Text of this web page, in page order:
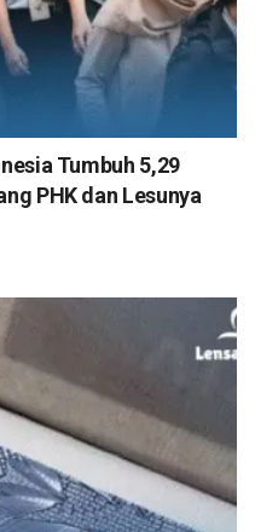
Tumbuh 5,29
PHK dan Lesunya